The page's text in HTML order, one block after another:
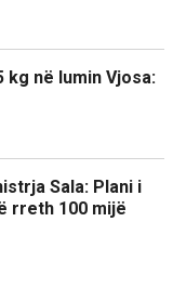
kg në lumin Vjosa:
Sala: Plani i
rreth 100 mijë